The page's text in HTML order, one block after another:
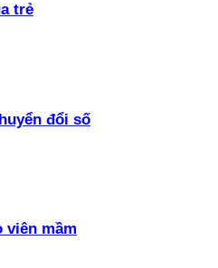
trẻ
đổi số
viên mầm